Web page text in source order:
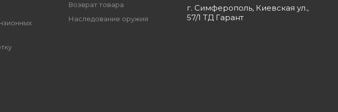
Возврат товара
Наследование оружия
г. Симферополь, Киевская ул.,
57/1 ТД Гарант